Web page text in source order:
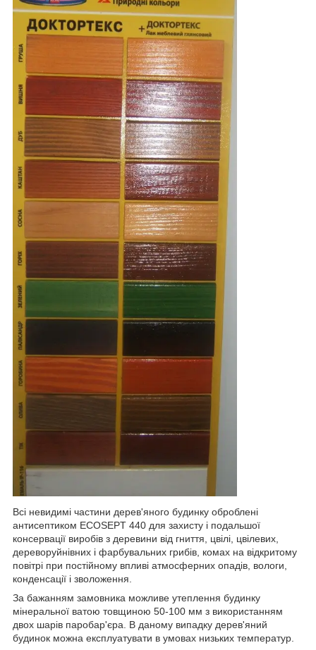
Всі невидимі частини дерев'яного будинку оброблені
антисептиком ECOSEPT 440 для захисту і подальшої
консервації виробів з деревини від гниття, цвілі, цвілевих,
дереворуйнівних і фарбувальних грибів, комах на відкритому
повітрі при постійному впливі атмосферних опадів, вологи,
конденсації і зволоження.
За бажанням замовника можливе утеплення будинку
мінеральної ватою товщиною 50-100 мм з використанням
двох шарів паробар'єра. В даному випадку дерев'яний
будинок можна експлуатувати в умовах низьких температур.